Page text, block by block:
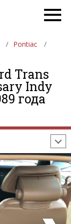
Pontiac
Trans
Indy
года
ДЕВУШКИ